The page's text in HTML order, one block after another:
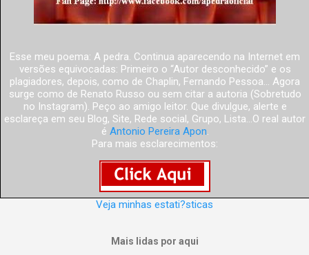
Esse meu poema: A pedra. Continua aparecendo na Internet em
versões equivocadas: Primeiro o “Autor desconhecido” e os
plagiadores, depois, como de Chaplin, Fernando Pessoa... Agora
surge como de Renato Russo ou sem citar a autoria (Sobretudo
no Instagram). Peço ao amigo leitor. Que divulgue, alerte e
esclareça em seu Blog, Site, Rede social, Grupo, Lista...O real autor
é Antonio Pereira Apon.
Para mais esclarecimentos:
Veja minhas estati?sticas
Mais lidas por aqui